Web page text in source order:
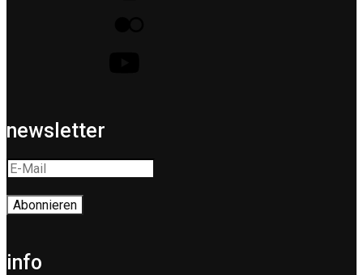
newsletter
info